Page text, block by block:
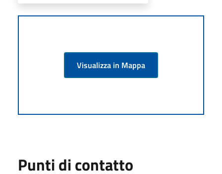
Visualizza in Mappa
Punti di contatto